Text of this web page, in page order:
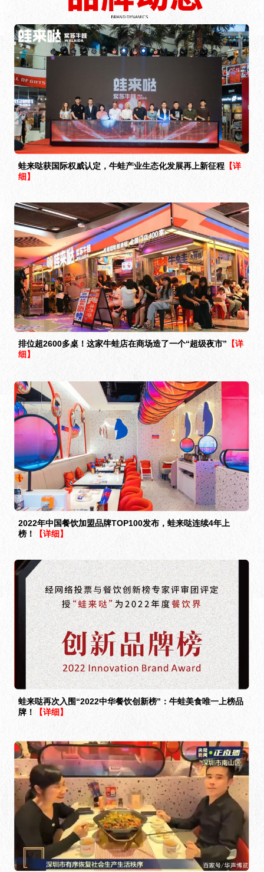
蛙来哒获国际权威认定，牛蛙产业生态化发展再上新征程 【详
细】
排位超2600多桌！这家牛蛙店在商场造了一个“超级夜市” 【详
细】
2022年中国餐饮加盟品牌TOP100发布，蛙来哒连续4年上
榜！
【详细】
蛙来哒再次入围“2022中华餐饮创新榜”：牛蛙美食唯一上榜品
牌！
【详细】